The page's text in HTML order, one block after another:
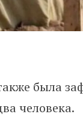
была
человека.